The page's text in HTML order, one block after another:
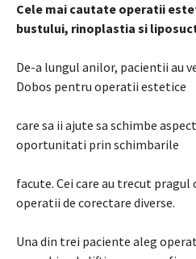
Cele mai cautate operatii
bustului, rinoplastia si
De-a lungul anilor, pacientii au
Dobos pentru operatii estetice
care sa ii ajute sa schimbe
oportunitati prin schimbarile
facute. Cei care au trecut pragul
operatii de corectare diverse.
Una din trei paciente aleg